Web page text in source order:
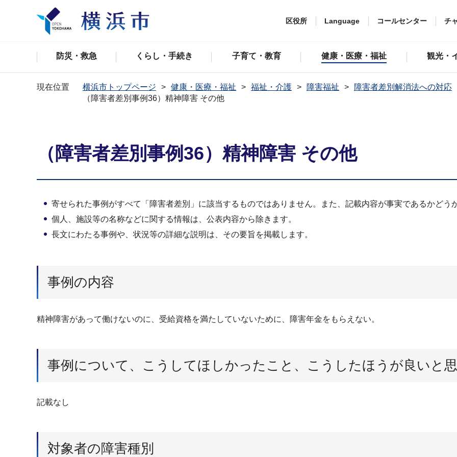
区役所 Language コールセンター チ
防災・救急 くらし・手続き 子育て・教育 健康・医療・福祉 観光・
現在位置 横浜市トップページ 健康・医療・福祉 福祉・介護 障害福祉 障害者差別解消法への対応
（障害者差別事例36）精神障害 その他
（障害者差別事例36）精神障害 その他
寄せられた事例がすべて「障害者差別」に該当するものではありません。また、記載内容が事実であるかどう
個人、施設等の名称などに関する情報は、公表内容から除きます。
長文にわたる事例や、状況等の詳細な説明は、その要旨を掲載します。
事例の内容
精神障害があって働けないのに、受給資格を満たしていないために、障害年金をもらえない。
事例について、こうしてほしかったこと、こうしたほうが良いと
記載なし
対象者の障害種別